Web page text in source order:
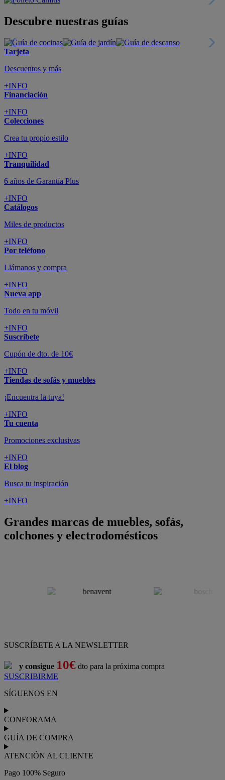
Descubre nuestras guías
Tarjeta
Descuentos y más
+INFO
Financiación
+INFO
Colecciones
Crea tu propio estilo
+INFO
Tranquilidad
6 años de Garantía Plus
+INFO
Catálogos
Miles de productos
+INFO
Por teléfono
Llámanos y compra
+INFO
Nueva app
Todo en tu móvil
+INFO
Suscríbete
Cupón de dto. de 10€
+INFO
Tiendas de sofás y muebles
¡Encuentra la tuya!
+INFO
Tu cuenta
Promociones exclusivas
+INFO
El blog
Busca tu inspiración
+INFO
Grandes marcas de muebles, sofás,
colchones y electrodomésticos
SUSCRÍBETE A LA NEWSLETTER
y consigue 10€ dto para la próxima compra
SUSCRIBIRME
SÍGUENOS EN
CONFORAMA
GUÍA DE COMPRA
ATENCIÓN AL CLIENTE
Pago 100% Seguro